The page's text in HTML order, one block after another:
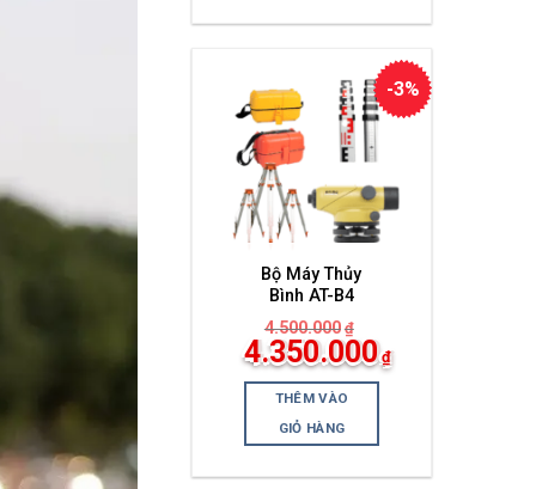
-3%
Bộ Máy Thủy
Bình AT-B4
4.500.000 ₫
Giá
gốc
là:
4.500.000₫.
4.350.000 ₫
Giá
hiện
tại
là:
4.350.000₫.
THÊM VÀO
GIỎ HÀNG